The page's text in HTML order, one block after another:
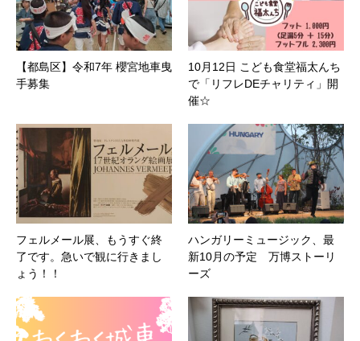
【都島区】令和7年 櫻宮地車曳
手募集
10月12日 こども食堂福太んち
で「リフレDEチャリティ」開
催☆
フェルメール展、もうすぐ終
了です。急いで観に行きまし
ょう！！
ハンガリーミュージック、最
新10月の予定 万博ストーリ
ーズ